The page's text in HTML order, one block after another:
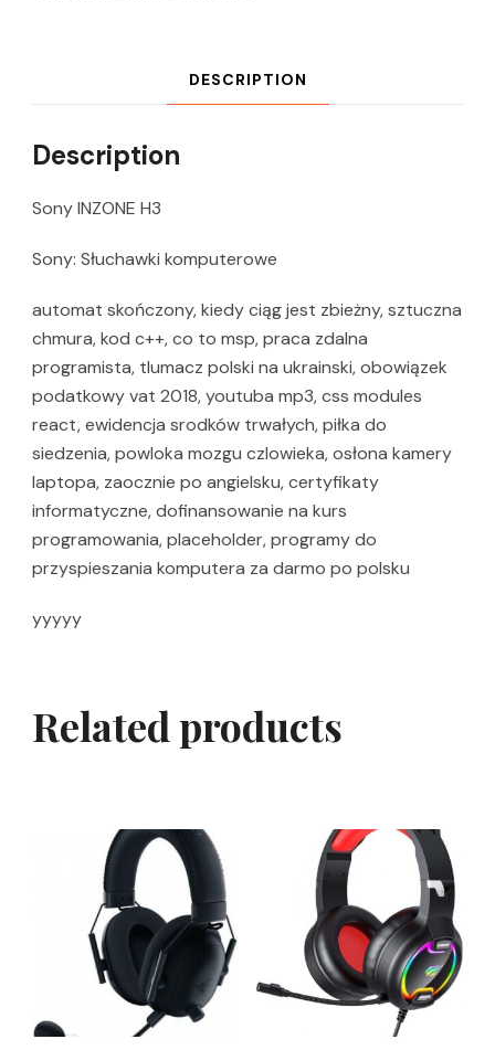
DESCRIPTION
Description
Sony INZONE H3
Sony: Słuchawki komputerowe
automat skończony, kiedy ciąg jest zbieżny, sztuczna
chmura, kod c++, co to msp, praca zdalna
programista, tlumacz polski na ukrainski, obowiązek
podatkowy vat 2018, youtuba mp3, css modules
react, ewidencja srodków trwałych, piłka do
siedzenia, powloka mozgu czlowieka, osłona kamery
laptopa, zaocznie po angielsku, certyfikaty
informatyczne, dofinansowanie na kurs
programowania, placeholder, programy do
przyspieszania komputera za darmo po polsku
yyyyy
Related products